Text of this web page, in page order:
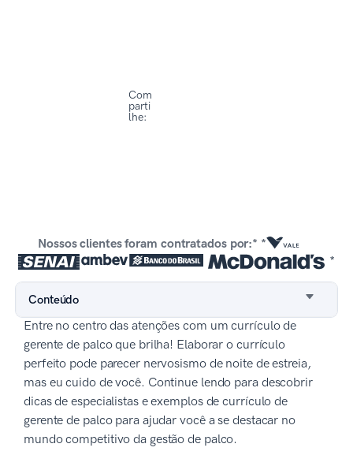
Com
parti
lhe:
Nossos clientes foram contratados por:* *
*
Conteúdo
Entre no centro das atenções com um currículo de
gerente de palco que brilha! Elaborar o currículo
perfeito pode parecer nervosismo de noite de estreia,
mas eu cuido de você. Continue lendo para descobrir
dicas de especialistas e exemplos de currículo de
gerente de palco para ajudar você a se destacar no
mundo competitivo da gestão de palco.